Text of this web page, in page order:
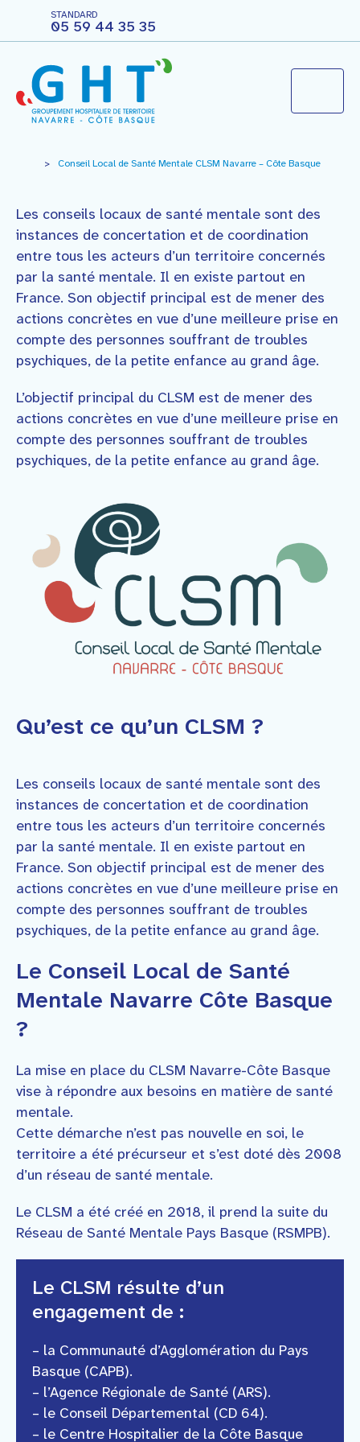
STANDARD
05 59 44 35 35
Le groupement hospitalier
Agir pour ma santé
Vous êtes professionnels
Nous rejoindre
Faire un don
Contact
> Conseil Local de Santé Mentale CLSM Navarre – Côte Basque
Les conseils locaux de santé mentale sont des
instances de concertation et de coordination
entre tous les acteurs d’un territoire concernés
par la santé mentale. Il en existe partout en
France. Son objectif principal est de mener des
actions concrètes en vue d’une meilleure prise en
compte des personnes souffrant de troubles
psychiques, de la petite enfance au grand âge.
L’objectif principal du CLSM est de mener des
actions concrètes en vue d’une meilleure prise en
compte des personnes souffrant de troubles
psychiques, de la petite enfance au grand âge.
Qu’est ce qu’un CLSM ?
Les conseils locaux de santé mentale sont des
instances de concertation et de coordination
entre tous les acteurs d’un territoire concernés
par la santé mentale. Il en existe partout en
France. Son objectif principal est de mener des
actions concrètes en vue d’une meilleure prise en
compte des personnes souffrant de troubles
psychiques, de la petite enfance au grand âge.
Le Conseil Local de Santé
Mentale Navarre Côte Basque
?
La mise en place du CLSM Navarre-Côte Basque
vise à répondre aux besoins en matière de santé
mentale.
Cette démarche n’est pas nouvelle en soi, le
territoire a été précurseur et s’est doté dès 2008
d’un réseau de santé mentale.
Le CLSM a été créé en 2018, il prend la suite du
Réseau de Santé Mentale Pays Basque (RSMPB).
Le CLSM résulte d’un
engagement de :
– la Communauté d’Agglomération du Pays
Basque (CAPB).
– l’Agence Régionale de Santé (ARS).
– le Conseil Départemental (CD 64).
– le Centre Hospitalier de la Côte Basque